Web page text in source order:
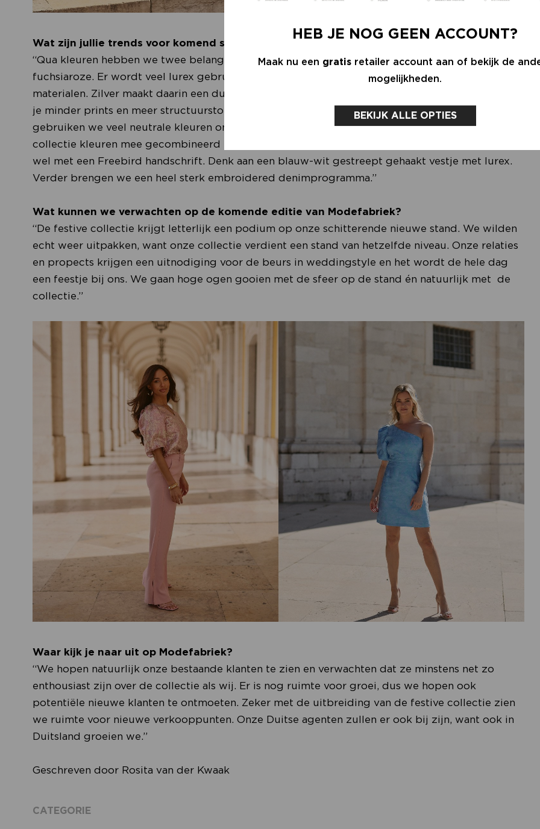
HEB JE NOG GEEN ACCOUNT?
Maak nu een gratisretailer account aan of bekijk de
mogelijkheden.
BEKIJK ALLE OPTIES
Wat zijn jullie trends voor komend seizoen?
“Qua kleuren hebben we twee belangrijke thema’s voor de festive collectie: aquagroen en
fuchsiaroze. Er wordt veel lurex gebruikt, maar dan subtieler en in combinatie met natuurlijke
materialen. Zilver maakt daarin een duidelijke inhaalslag ten opzichte van goud. Ook bij ons zie
je minder prints en meer structuurstoffen, zoals jacquard en bouclé. In de reguliere collectie
gebruiken we veel neutrale kleuren om een mooie basis mee te creëren, waar alle andere
collectie kleuren mee gecombineerd kunnen worden. En we zien nog steeds veel strepen. Maar
wel met een Freebird handschrift. Denk aan een blauw-wit gestreept gehaakt vestje met lurex.
Verder brengen we een heel sterk embroidered denimprogramma.”
Wat kunnen we verwachten op de komende editie van Modefabriek?
“De festive collectie krijgt letterlijk een podium op onze schitterende nieuwe stand. We wilden
echt weer uitpakken, want onze collectie verdient een stand van hetzelfde niveau. Onze relaties
en propects krijgen een uitnodiging voor de beurs in weddingstyle en het wordt de hele dag
een feestje bij ons. We gaan hoge ogen gooien met de sfeer op de stand én natuurlijk met de
collectie.”
Waar kijk je naar uit op Modefabriek?
“We hopen natuurlijk onze bestaande klanten te zien en verwachten dat ze minstens net zo
enthousiast zijn over de collectie als wij. Er is nog ruimte voor groei, dus we hopen ook
potentiële nieuwe klanten te ontmoeten. Zeker met de uitbreiding van de festive collectie zien
we ruimte voor nieuwe verkooppunten. Onze Duitse agenten zullen er ook bij zijn, want ook in
Duitsland groeien we.”
Geschreven door Rosita van der Kwaak
CATEGORIE